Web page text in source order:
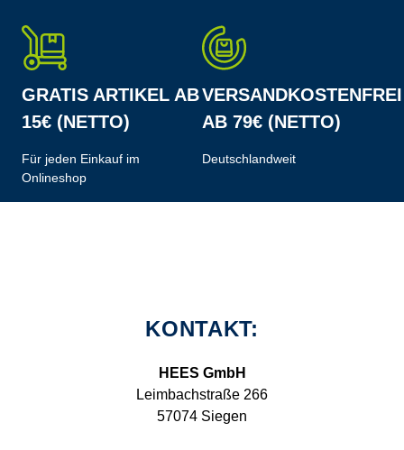
GRATIS ARTIKEL AB
15€ (NETTO)
Für jeden Einkauf im
Onlineshop
VERSANDKOSTENFREI
AB 79€ (NETTO)
Deutschlandweit
KONTAKT:
HEES GmbH
Leimbachstraße 266
57074 Siegen